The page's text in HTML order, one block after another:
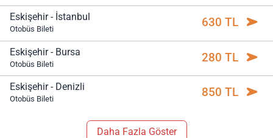
Eskişehir - İstanbul
Otobüs Bileti 630 TL
Eskişehir - Bursa
Otobüs Bileti 280 TL
Eskişehir - Denizli
Otobüs Bileti 850 TL
Daha Fazla Göster